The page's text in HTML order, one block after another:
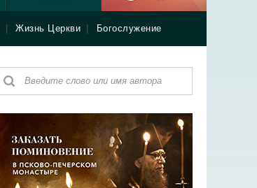
Жизнь Церкви Богослужение